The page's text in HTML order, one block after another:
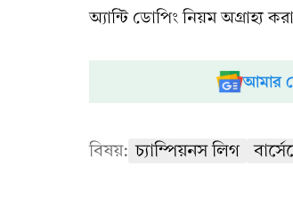
অ্যান্টি ডোপিং নিয়ম অগ্রাহ্য
আমার
বিষয়: চ্যাম্পিয়নস লিগ